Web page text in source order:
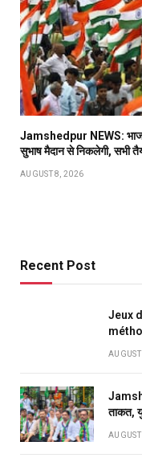
Jamshedpur NEWS: भाजपा
सुभाष मैदान से निकलेगी, सभी
AUGUST 8, 2026
Recent Post
Jeux
ताकत,